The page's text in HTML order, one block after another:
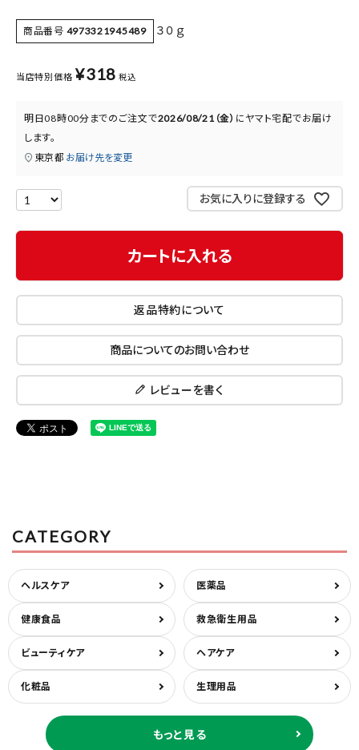
プライバシーポリシー
商品番号 4973321945489 ３０ｇ
当店特別価格 ¥318 税込
明日08時00分 までのご注文で2026/08/21（金） に ヤマト宅配でお届け
します。
東京都 お届け先を変更
お気に入りに登録する
カートに入れる
返品特約について
商品についてのお問い合わせ
レビューを書く
CATEGORY
ヘルスケア 医薬品
健康食品 救急衛生用品
ビューティケア ヘアケア
化粧品 生理用品
もっと見る